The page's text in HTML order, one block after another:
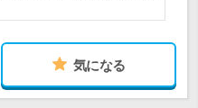
気になる